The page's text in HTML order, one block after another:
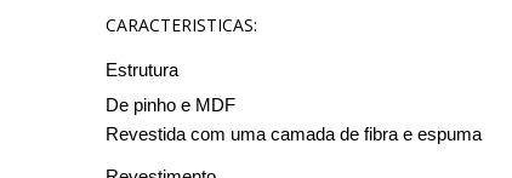
CARACTERISTICAS:
Estrutura
De pinho e MDF
Revestida com uma camada de fibra e espuma